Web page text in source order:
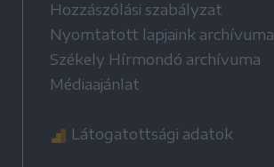
Hozzászólási szabályzat
Nyomtatott lapjaink archívuma
Székely Hírmondó archívuma
Médiaajánlat
Látogatottsági adatok